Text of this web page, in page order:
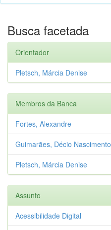
Busca facetada
Orientador
Pletsch, Márcia Denise
Membros da Banca
Fortes, Alexandre
Guimarães, Décio Nascimento
Pletsch, Márcia Denise
Assunto
Acessibilidade Digital